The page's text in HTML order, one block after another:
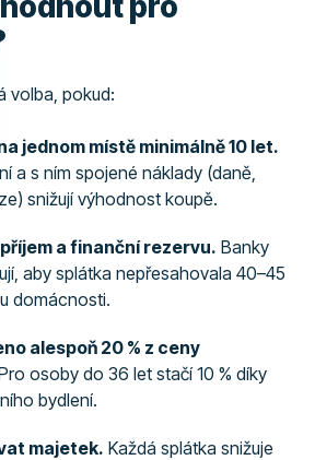
volba, pokud:
jednom místě minimálně 10 let.
a s ním spojené náklady (daně,
snižují výhodnost koupě.
a finanční rezervu. Banky
aby splátka nepřesahovala 40–45
domácnosti.
alespoň 20 % z ceny
osoby do 36 let stačí 10 % díky
bydlení.
majetek. Každá splátka snižuje